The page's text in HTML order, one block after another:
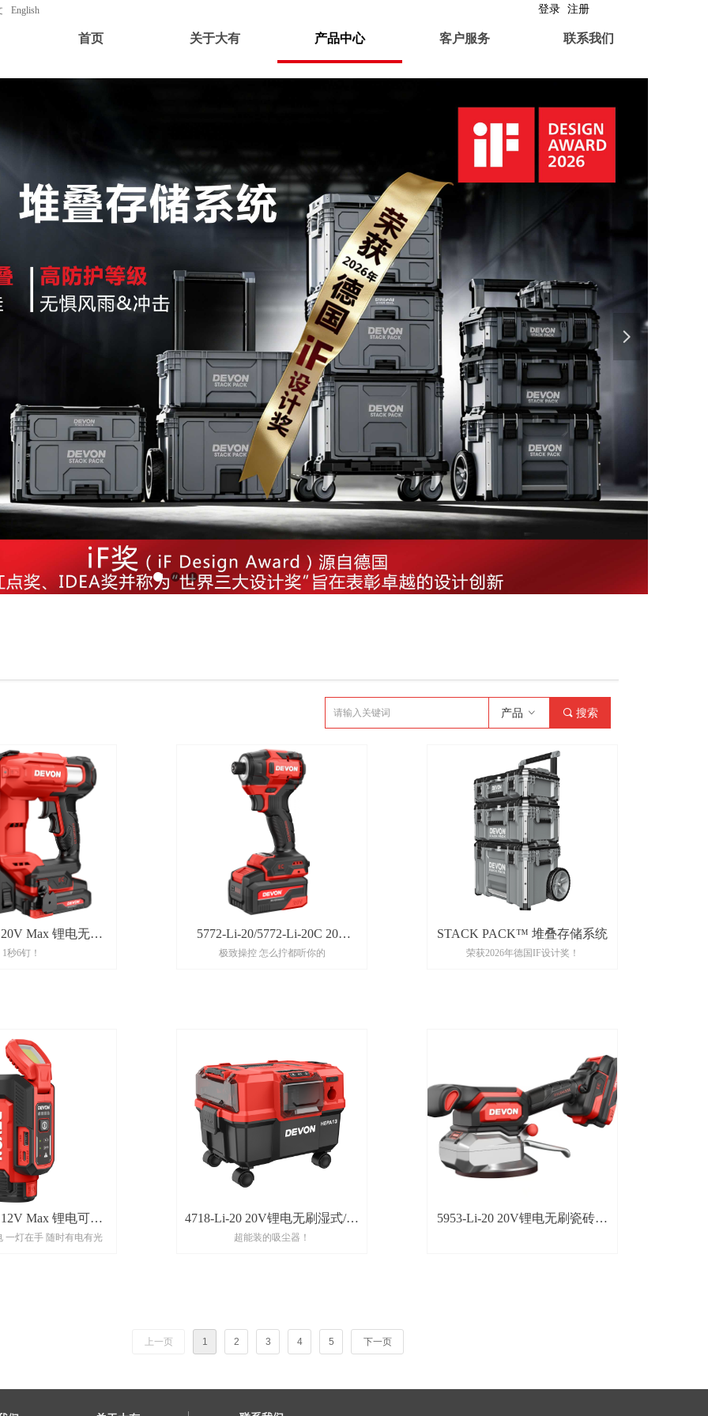
首页 关于大有 产品中心 客户服务 联系我们
登录 注册
English
넲
Max 锂电无刷
钉枪
1秒6钉！
5772-Li-20/5772-Li-20C 20V
Max锂电无刷冲击起子机
极致操控 怎么拧都听你的
STACK PACK™ 堆叠存储系统
荣获2026年德国IF设计奖！
Max 锂电可充
电工作灯
一灯在手 随时有电有光
4718-Li-20 20V锂电无刷湿式/干
式吸尘器
超能装的吸尘器！
5953-Li-20 20V锂电无刷瓷砖平
上一页 1 2 3 4 5 下一页
끠 搜索
产品 ꀁ